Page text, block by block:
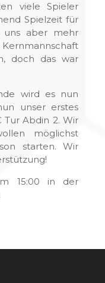
viele Spieler
Spielzeit für
uns aber mehr
doch das war
wird es nun
unser erstes
Tur Abdin 2. Wir
möglichst
starten. Wir
15:00 in der